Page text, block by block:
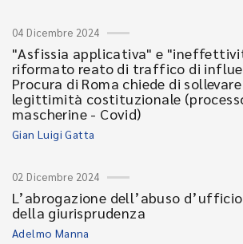
04 Dicembre 2024
"Asfissia applicativa" e
riformato reato di traffico di
Procura di Roma chiede di
legittimità costituzionale
mascherine - Covid)
Gian Luigi Gatta
02 Dicembre 2024
L’abrogazione dell’abuso
della giurisprudenza
Adelmo Manna